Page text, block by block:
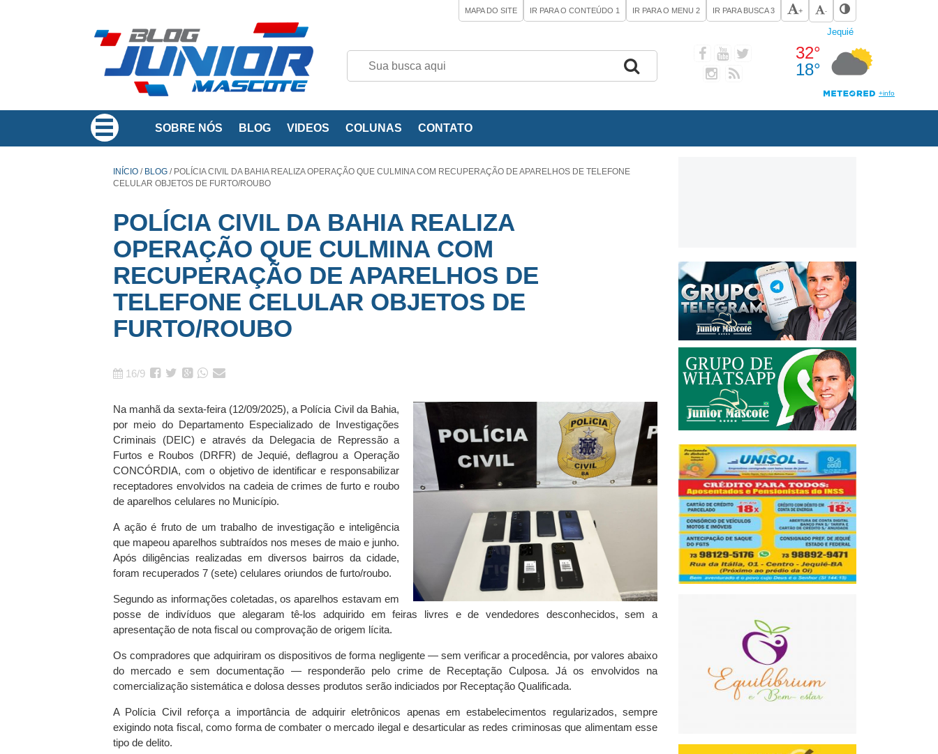
MAPA DO SITE IR PARA O CONTEÚDO 1 IR PARA O MENU 2 IR PARA BUSCA3 + -
SOBRE NÓS BLOG VIDEOS COLUNAS CONTATO
INÍCIO / BLOG /POLÍCIA CIVIL DA BAHIA REALIZA OPERAÇÃO QUE CULMINA COM RECUPERAÇÃO DE APARELHOS DE TELEFONE
CELULAR OBJETOS DE FURTO/ROUBO
POLÍCIA CIVIL DA BAHIA REALIZA
OPERAÇÃO QUE CULMINA COM
RECUPERAÇÃO DE APARELHOS DE
TELEFONE CELULAR OBJETOS DE
FURTO/ROUBO
16/9
Na manhã da sexta-feira (12/09/2025), a Polícia Civil da Bahia,
por meio do Departamento Especializado de Investigações
Criminais (DEIC) e através da Delegacia de Repressão a
Furtos e Roubos (DRFR) de Jequié, deflagrou a Operação
CONCÓRDIA, com o objetivo de identificar e responsabilizar
receptadores envolvidos na cadeia de crimes de furto e roubo
de aparelhos celulares no Município.
A ação é fruto de um trabalho de investigação e inteligência
que mapeou aparelhos subtraídos nos meses de maio e junho.
Após diligências realizadas em diversos bairros da cidade,
foram recuperados 7 (sete) celulares oriundos de furto/roubo.
Segundo as informações coletadas, os aparelhos estavam em
posse de indivíduos que alegaram tê-los adquirido em feiras livres e de vendedores desconhecidos, sem a
apresentação de nota fiscal ou comprovação de origem lícita.
Os compradores que adquiriram os dispositivos de forma negligente — sem verificar a procedência, por valores abaixo
do mercado e sem documentação — responderão pelo crime de Receptação Culposa. Já os envolvidos na
comercialização sistemática e dolosa desses produtos serão indiciados por Receptação Qualificada.
A Polícia Civil reforça a importância de adquirir eletrônicos apenas em estabelecimentos regularizados, sempre
exigindo nota fiscal, como forma de combater o mercado ilegal e desarticular as redes criminosas que alimentam esse
tipo de delito.